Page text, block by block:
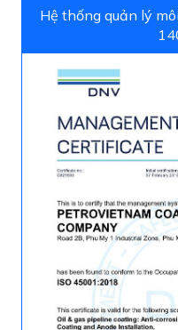
Hệ thống quản lý